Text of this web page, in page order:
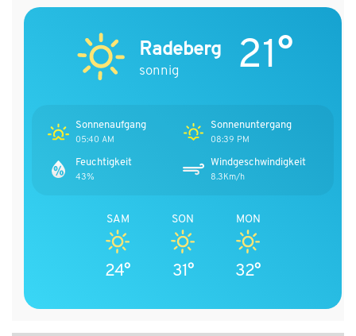
Radeberg
sonnig 21°
Sonnenaufgang
05:40 AM
Sonnenuntergang
08:39 PM
Feuchtigkeit
43%
Windgeschwindigkeit
8.3Km/h
SAM
24°
SON
31°
MON
32°